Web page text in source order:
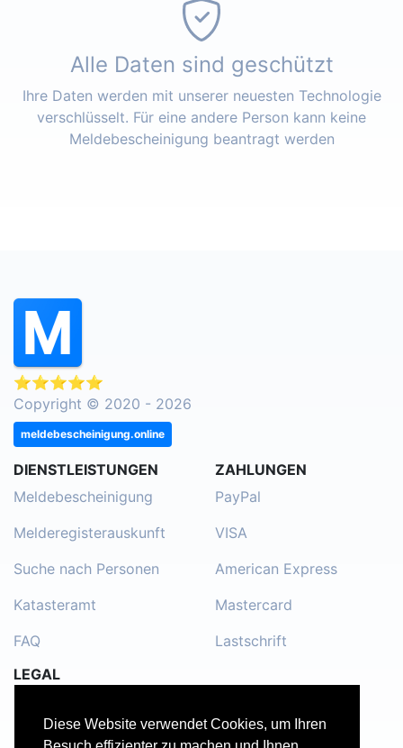
Diese Website verwendet Cookies, um Ihren
Alle Daten sind geschützt
Ihre Daten werden mit unserer neuesten Technologie
verschlüsselt. Für eine andere Person kann keine
Meldebescheinigung beantragt werden
⭐⭐⭐⭐⭐
Copyright © 2020 - 2026
meldebescheinigung.online
DIENSTLEISTUNGEN
Meldebescheinigung
Melderegisterauskunft
Suche nach Personen
Katasteramt
FAQ
ZAHLUNGEN
PayPal
VISA
American Express
Mastercard
Lastschrift
LEGAL
Kontakt